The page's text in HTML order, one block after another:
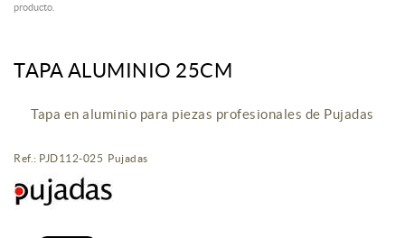
producto.
TAPA ALUMINIO 25CM
Tapa en aluminio para piezas profesionales de Pujadas
Ref.: PJD112-025 Pujadas